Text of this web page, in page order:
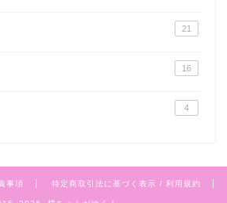
21
16
4
事項 特定商取引法に基づく表示 / 利用規約